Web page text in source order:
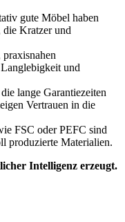
gute Möbel haben
die Kratzer und
und
lange Garantiezeiten
Vertrauen in die
FSC oder PEFC sind
produzierte Materialien.
Intelligenz erzeugt.